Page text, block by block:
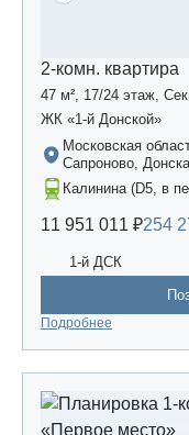
2-комн. квартира
47 м², 17/24 этаж,
ЖК «1-й Донской»
Московская
Сапроново,
Калинина (D5, в
11 951 011 ₽254
1-й ДСК
Подробнее